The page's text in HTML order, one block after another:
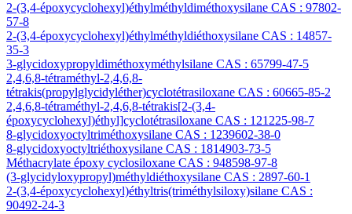
2-(3,4-époxycyclohexyl)éthylméthyldiméthoxysilane CAS : 97802-
57-8
2-(3,4-époxycyclohexyl)éthylméthyldiéthoxysilane CAS : 14857-
35-3
3-glycidoxypropyldiméthoxyméthylsilane CAS : 65799-47-5
2,4,6,8-tétraméthyl-2,4,6,8-
tétrakis(propylglycidyléther)cyclotétrasiloxane CAS : 60665-85-2
2,4,6,8-tétraméthyl-2,4,6,8-tétrakis[2-(3,4-
époxycyclohexyl)éthyl]cyclotétrasiloxane CAS : 121225-98-7
8-glycidoxyoctyltriméthoxysilane CAS : 1239602-38-0
8-glycidoxyoctyltriéthoxysilane CAS : 1814903-73-5
Méthacrylate époxy cyclosiloxane CAS : 948598-97-8
(3-glycidyloxypropyl)méthyldiéthoxysilane CAS : 2897-60-1
2-(3,4-époxycyclohexyl)éthyltris(triméthylsiloxy)silane CAS :
90492-24-3